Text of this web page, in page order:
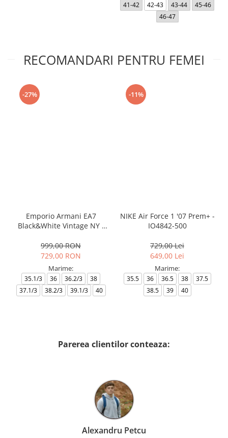
41-42
42-43 43-44
45-46
46-47
RECOMANDARI PENTRU FEMEI
-27%
Emporio Armani EA7
Black&White Vintage NY -
999,00 RON
729,00 RON
Marime:
35.1/3 36 36.2/3
38
37.1/3
38.2/3 39.1/3 40
-11%
NIKE Air Force 1 '07 Prem+ -
IO4842-500
729,00 Lei
649,00 Lei
Marime:
35.5 36 36.5 38
37.5
38.5
39 40
Parerea clientilor conteaza:
Alexandru Petcu